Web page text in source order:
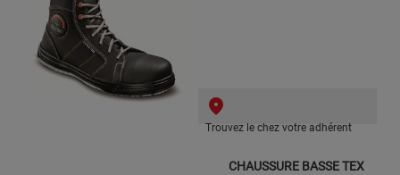
Trouvez le chez votre adhérent
CHAUSSURE BASSE TEX